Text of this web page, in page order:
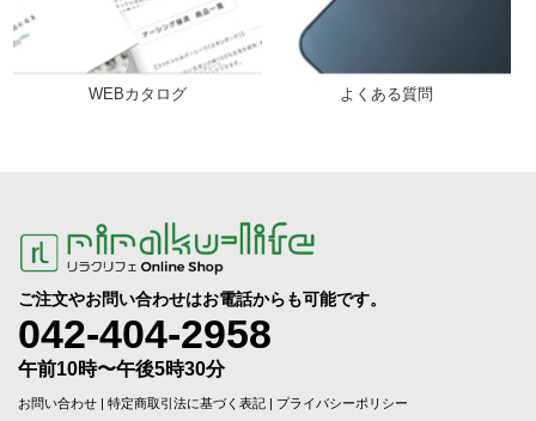
WEBカタログ よくある質問
ご注文やお問い合わせはお電話からも可能です。
042-404-2958
午前10時〜午後5時30分
お問い合わせ| 特定商取引法に基づく表記| プライバシーポリシー